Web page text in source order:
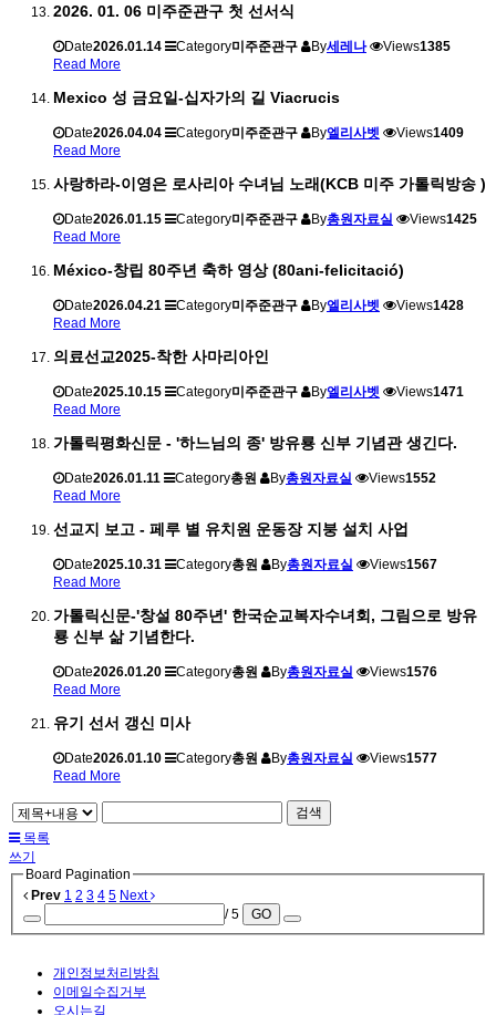
2026. 01. 06 미주준관구 첫 선서식
Date2026.01.14 Category미주준관구 By세레나 Views1385
Read More
Mexico 성 금요일-십자가의 길 Viacrucis
Date2026.04.04 Category미주준관구 By엘리사벳 Views1409
Read More
사랑하라-이영은 로사리아 수녀님 노래(KCB 미주 가톨릭방송 )
Date2026.01.15 Category미주준관구 By총원자료실 Views1425
Read More
México-창립 80주년 축하 영상 (80ani-felicitació)
Date2026.04.21 Category미주준관구 By엘리사벳 Views1428
Read More
의료선교2025-착한 사마리아인
Date2025.10.15 Category미주준관구 By엘리사벳 Views1471
Read More
가톨릭평화신문 - '하느님의 종' 방유룡 신부 기념관 생긴다.
Date2026.01.11 Category총원 By총원자료실 Views1552
Read More
선교지 보고 - 페루 별 유치원 운동장 지붕 설치 사업
Date2025.10.31 Category총원 By총원자료실 Views1567
Read More
가톨릭신문-'창설 80주년' 한국순교복자수녀회, 그림으로 방유
룡 신부 삶 기념한다.
Date2026.01.20 Category총원 By총원자료실 Views1576
Read More
유기 선서 갱신 미사
Date2026.01.10 Category총원 By총원자료실 Views1577
Read More
검색
목록
쓰기
Board Pagination
Prev 1 2 3 4 5 Next
/ 5
GO
개인정보처리방침
이메일수집거부
오시는길